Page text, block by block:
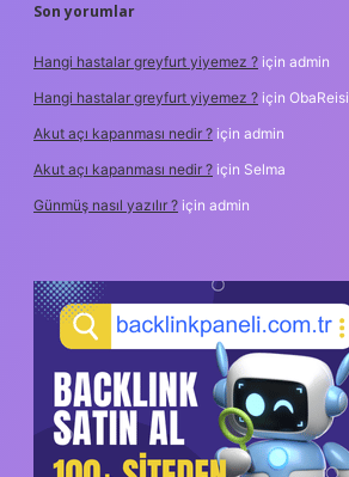
Son yorumlar
Hangi hastalar greyfurt yiyemez ? için admin
Hangi hastalar greyfurt yiyemez ? için ObaReisi
Akut açı kapanması nedir ? için admin
Akut açı kapanması nedir ? için Selma
Günmüş nasıl yazılır ? için admin